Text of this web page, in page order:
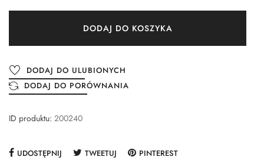
DODAJ DO KOSZYKA
DODAJ DO ULUBIONYCH
DODAJ DO PORÓWNANIA
ID produktu: 200240
UDOSTĘPNIJ TWEETUJ PINTEREST